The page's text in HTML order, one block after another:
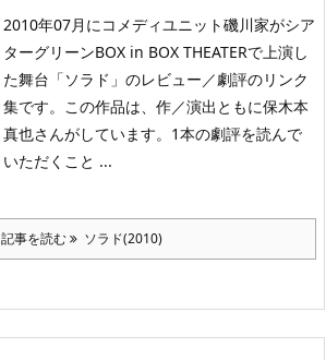
2010年07月にコメディユニット磯川家がシア
ターグリーンBOX in BOX THEATERで上演し
た舞台「ソラド」のレビュー／劇評のリンク
集です。この作品は、作／演出ともに保木本
真也さんがしています。1本の劇評を読んで
いただくこと ...
記事を読む ソラド(2010)